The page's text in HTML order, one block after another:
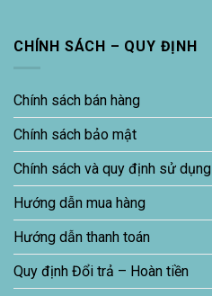
CHÍNH SÁCH – QUY ĐỊNH
Chính sách bán hàng
Chính sách bảo mật
Chính sách và quy định sử dụng
Hướng dẫn mua hàng
Hướng dẫn thanh toán
Quy định Đổi trả – Hoàn tiền